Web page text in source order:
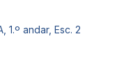
1.º andar, Esc. 2